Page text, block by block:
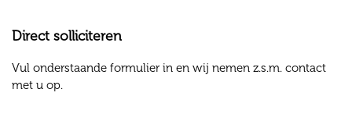
Direct solliciteren
Vul onderstaande formulier in en wij nemen z.s.m. contact
met u op.